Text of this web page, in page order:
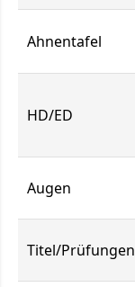
Ahnentafel
HD/ED
Augen
Titel/Prüfungen